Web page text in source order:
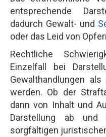
entsprechende
dadurch Gewalt- und
oder das Leid von
Rechtliche
Einzelfall bei
Gewalthandlungen
werden. Ob der
dann von Inhalt und
Darstellung ab und
sorgfältigen